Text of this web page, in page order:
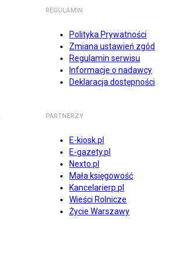
REGULAMIN
Polityka Prywatności
Zmiana ustawień zgód
Regulamin serwisu
Informacje o nadawcy
Deklaracja dostępności
PARTNERZY
E-kiosk.pl
E-gazety.pl
Nexto.pl
Mała księgowość
Kancelarierp.pl
Wieści Rolnicze
Życie Warszawy